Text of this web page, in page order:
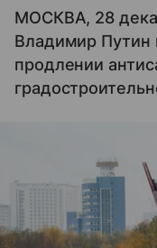
МОСКВА, 28
Владимир Путин
продлении